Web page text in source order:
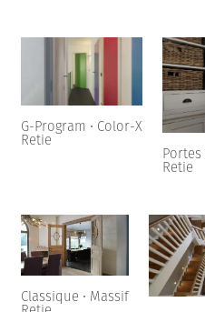
G-Program • Color-X
Retie
Retie
Classique • Massif